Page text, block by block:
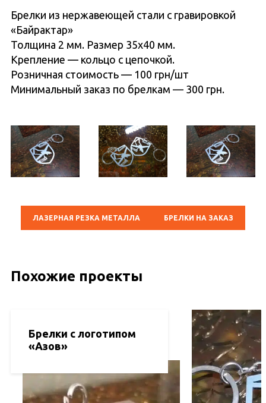
Брелки из нержавеющей стали с гравировкой
«Байрактар»
Толщина 2 мм. Размер 35х40 мм.
Крепление — кольцо с цепочкой.
Розничная стоимость — 100 грн/шт
Минимальный заказ по брелкам — 300 грн.
ЛАЗЕРНАЯ РЕЗКА МЕТАЛЛА БРЕЛКИ НА ЗАКАЗ
Похожие проекты
Брелки с логотипом
«Азов»